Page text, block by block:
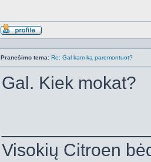
Aprašymas
Pranešimo tema: Re: Gal kam ką paremontuot?
Gal. Kiek mokat?
Visokių Citroen